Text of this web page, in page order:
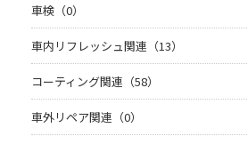
車検（0）
車内リフレッシュ関連（13）
コーティング関連（58）
車外リペア関連（0）